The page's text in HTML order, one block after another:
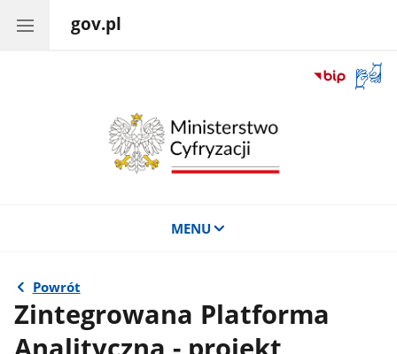
gov.pl
okno
MENU
Powrót
Zintegrowana Platforma